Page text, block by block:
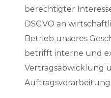
berechtigter
DSGVO an
Betrieb unseres
betrifft interne und
Vertragsabwicklung
Auftragsverarbeitung.